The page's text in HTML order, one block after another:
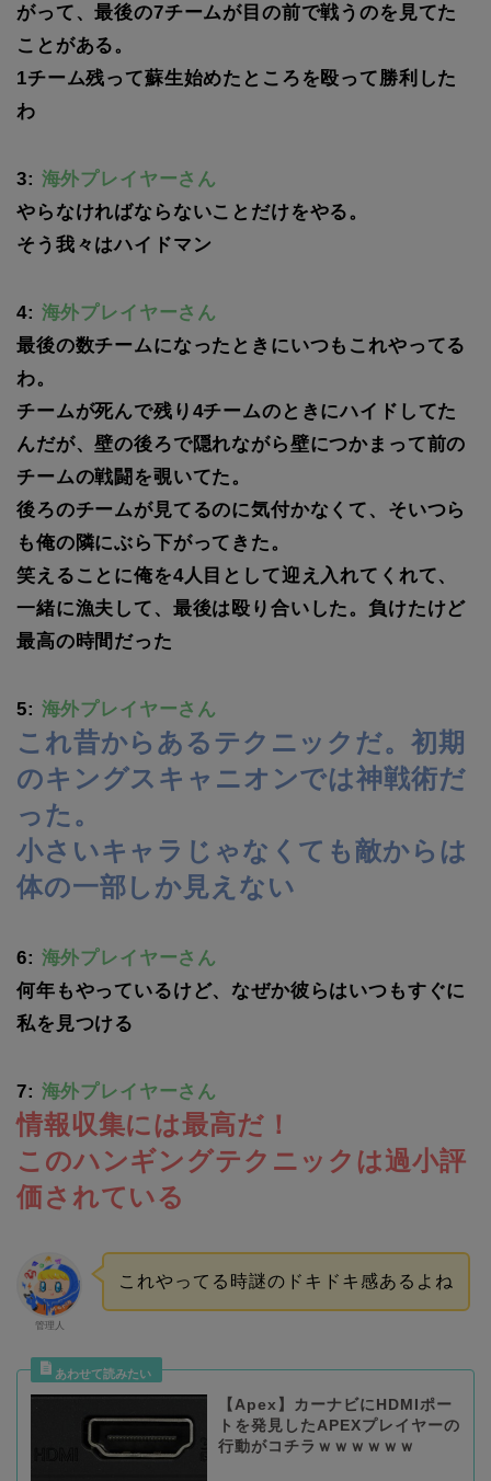
がって、最後の7チームが目の前で戦うのを見てた
ことがある。
1チーム残って蘇生始めたところを殴って勝利した
わ
3: 海外プレイヤーさん
やらなければならないことだけをやる。
そう我々はハイドマン
4: 海外プレイヤーさん
最後の数チームになったときにいつもこれやってる
わ。
チームが死んで残り4チームのときにハイドしてた
んだが、壁の後ろで隠れながら壁につかまって前の
チームの戦闘を覗いてた。
後ろのチームが見てるのに気付かなくて、そいつら
も俺の隣にぶら下がってきた。
笑えることに俺を4人目として迎え入れてくれて、
一緒に漁夫して、最後は殴り合いした。負けたけど
最高の時間だった
5: 海外プレイヤーさん
これ昔からあるテクニックだ。初期
のキングスキャニオンでは神戦術だ
った。
小さいキャラじゃなくても敵からは
体の一部しか見えない
6: 海外プレイヤーさん
何年もやっているけど、なぜか彼らはいつもすぐに
私を見つける
7: 海外プレイヤーさん
情報収集には最高だ！
このハンギングテクニックは過小評
価されている
管理人
これやってる時謎のドキドキ感あるよね
【Apex】カーナビにHDMIポー
トを発見したAPEXプレイヤーの
行動がコチラｗｗｗｗｗｗ